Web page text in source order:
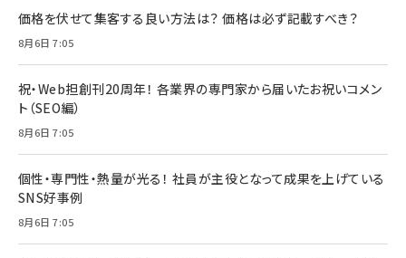
価格を伏せて集客する良い方法は？ 価格は必ず記載すべき？
8月6日 7:05
祝・Web担創刊20周年！ 各業界の専門家から届いたお祝いコメン
ト（SEO編）
8月6日 7:05
個性・専門性・熱量が光る！ 社員が主役となって成果を上げている
SNS好事例
8月6日 7:05